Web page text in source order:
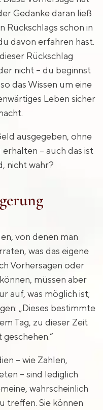
Gedanke daran ließ
Rückschlags schon in
davon erfahren hast.
Rückschlag
nicht – du beginnst
das Wissen um eine
Leben sicher
ausgegeben, ohne
– auch das ist
nicht wahr?
von denen man
was das eigene
Vorhersagen oder
müssen aber
auf, was möglich ist;
„Dieses bestimmte
Tag, zu dieser Zeit
– wie Zahlen,
– sind lediglich
wahrscheinlich
treffen. Sie können